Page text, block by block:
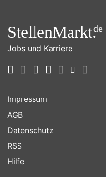
StellenMarkt.de
Jobs und Karriere
Impressum
AGB
Datenschutz
RSS
Hilfe